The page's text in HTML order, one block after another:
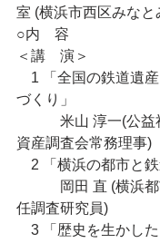
室 (横浜市西区みなと
○内　容
＜講　演＞
1 「全国の鉄道遺産
づくり」
米山 淳一(公益社
資産調査会常務理事)
2 「横浜の都市と鉄
岡田 直 (横浜都
任調査研究員)
3 「歴史を生かし